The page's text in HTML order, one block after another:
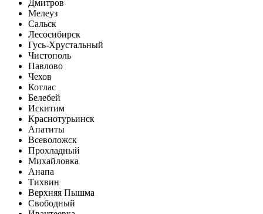
Дмитров
Мелеуз
Сальск
Лесосибирск
Гусь-Хрустальный
Чистополь
Павлово
Чехов
Котлас
Белебей
Искитим
Краснотурьинск
Апатиты
Всеволожск
Прохладный
Михайловка
Анапа
Тихвин
Верхняя Пышма
Свободный